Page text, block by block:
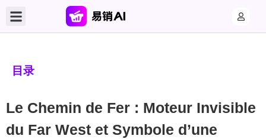
目录
Le Chemin de Fer : Moteur Invisible
du Far West et Symbole d’une